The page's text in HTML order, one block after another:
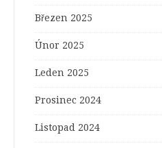
Březen 2025
Únor 2025
Leden 2025
Prosinec 2024
Listopad 2024